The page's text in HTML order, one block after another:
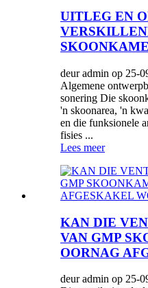
UITLEG EN
deur admin op 25-
Algemene
sonering Die
'n skoonarea, 'n
en die funksionele
fisies ...
Lees meer
KAN DIE
VAN GMP
OORNAG
deur admin op 25-